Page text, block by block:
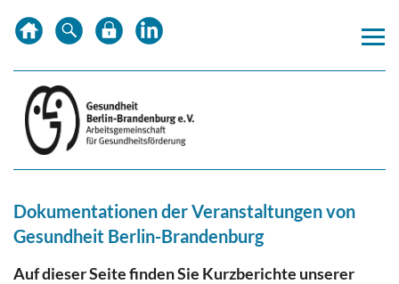
Inhalt
Hauptnavigation
Subnavigation
Dokumentationen der Veranstaltungen von
Gesundheit Berlin-Brandenburg
Auf dieser Seite finden Sie Kurzberichte unserer